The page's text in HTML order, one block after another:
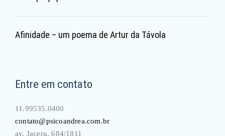
Afinidade – um poema de Artur da Távola
Entre em contato
11.99535.0400
contato@psicoandrea.com.br
av. Jaceru, 684/1811